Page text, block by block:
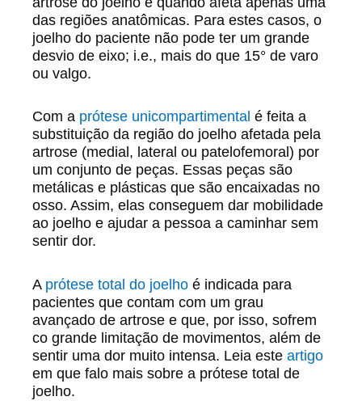
das regiões anatômicas. Para estes casos, o
joelho do paciente não pode ter um grande
desvio de eixo; i.e., mais do que 15° de varo
ou valgo.
Com a prótese unicompartimental é feita a
substituição da região do joelho afetada pela
artrose (medial, lateral ou patelofemoral) por
um conjunto de peças. Essas peças são
metálicas e plásticas que são encaixadas no
osso. Assim, elas conseguem dar mobilidade
ao joelho e ajudar a pessoa a caminhar sem
sentir dor.
A prótese total do joelho é indicada para
pacientes que contam com um grau
avançado de artrose e que, por isso, sofrem
co grande limitação de movimentos, além de
sentir uma dor muito intensa. Leia este artigo
em que falo mais sobre a prótese total de
joelho.